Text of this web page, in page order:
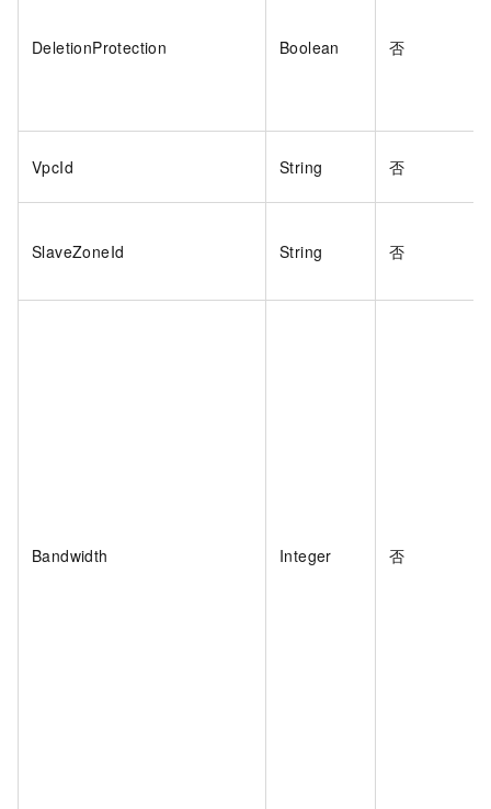
DeletionProtection Boolean 否
VpcId String 否
SlaveZoneId String 否
Bandwidth Integer 否